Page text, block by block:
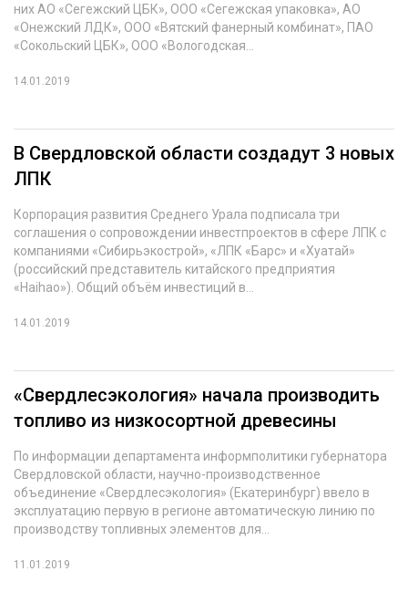
них АО «Сегежский ЦБК», ООО «Сегежская упаковка», АО
«Онежский ЛДК», ООО «Вятский фанерный комбинат», ПАО
«Сокольский ЦБК», ООО «Вологодская...
14.01.2019
В Свердловской области создадут 3 новых
ЛПК
Корпорация развития Среднего Урала подписала три
соглашения о сопровождении инвестпроектов в сфере ЛПК с
компаниями «Сибирьэкострой», «ЛПК «Барс» и «Хуатай»
(российский представитель китайского предприятия
«Haihao»). Общий объём инвестиций в...
14.01.2019
«Свердлесэкология» начала производить
топливо из низкосортной древесины
По информации департамента информполитики губернатора
Свердловской области, научно-производственное
объединение «Свердлесэкология» (Екатеринбург) ввело в
эксплуатацию первую в регионе автоматическую линию по
производству топливных элементов для...
11.01.2019